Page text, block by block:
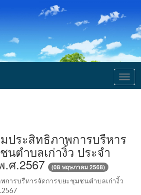
ประสิทธิภาพการบรืหาร
ตำบลเก่างิ้ว ประจำ
ศ.2567 (08 พฤษภาคม 2568)
การบรืหารจัดการขยะชุมชนตำบลเก่างิ้ว